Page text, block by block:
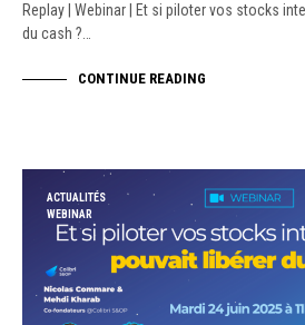
Replay | Webinar | Et si piloter vos stocks
du cash ?…
CONTINUE READING
ACTUALITÉS
WEBINAR